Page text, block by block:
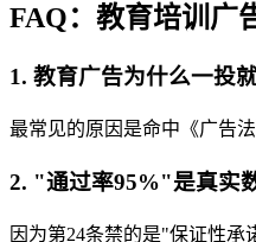
FAQ：教育培训广
1. 教育广告为什么一投就
最常见的原因是命中《广告
2. "通过率95%"是真实
因为第24条禁的是"保证性